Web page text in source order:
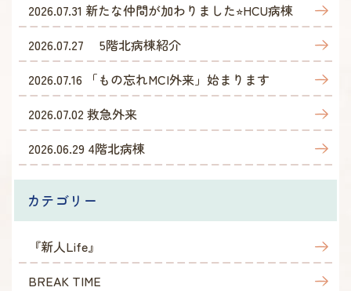
2026.07.31 新たな仲間が加わりました⭐︎HCU病棟
2026.07.27
5階北病棟紹介
2026.07.16
「もの忘れMCI外来」始まります
2026.07.02 救急外来
2026.06.29 4階北病棟
カテゴリー
『新人Life』
BREAK TIME